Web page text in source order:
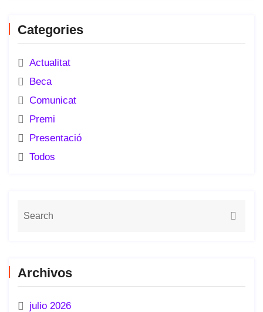
Categories
Actualitat
Beca
Comunicat
Premi
Presentació
Todos
Archivos
julio 2026